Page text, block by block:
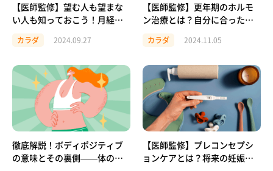
【医師監修】望む人も望まな
い人も知っておこう！月経と
カラダ 2024.09.27
【医師監修】更年期のホルモ
ン治療とは？自分に合った方
カラダ 2024.11.05
徹底解説！ボディポジティブ
の意味とその裏側——体の心
【医師監修】プレコンセプシ
ョンケアとは？将来の妊娠の